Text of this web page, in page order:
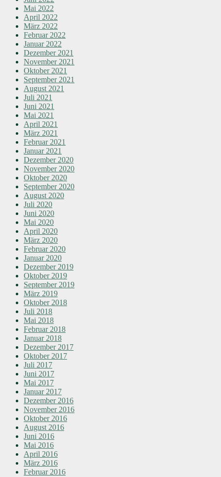
Mai 2022
April 2022
März 2022
Februar 2022
Januar 2022
Dezember 2021
November 2021
Oktober 2021
September 2021
August 2021
Juli 2021
Juni 2021
Mai 2021
April 2021
März 2021
Februar 2021
Januar 2021
Dezember 2020
November 2020
Oktober 2020
September 2020
August 2020
Juli 2020
Juni 2020
Mai 2020
April 2020
März 2020
Februar 2020
Januar 2020
Dezember 2019
Oktober 2019
September 2019
März 2019
Oktober 2018
Juli 2018
Mai 2018
Februar 2018
Januar 2018
Dezember 2017
Oktober 2017
Juli 2017
Juni 2017
Mai 2017
Januar 2017
Dezember 2016
November 2016
Oktober 2016
August 2016
Juni 2016
Mai 2016
April 2016
März 2016
Februar 2016